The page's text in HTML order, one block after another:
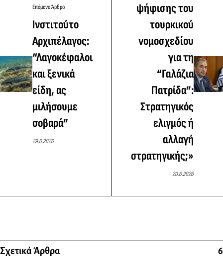
Επόμενο Άρθρο
Ινστιτούτο
Αρχιπέλαγος:
“Λαγοκέφαλοι
και ξενικά
είδη, ας
μιλήσουμε
σοβαρά”
29.6.2026
ψήφισης του
τουρκικού
νομοσχεδίου
για τη
“Γαλάζια
Πατρίδα”:
Στρατηγικός
ελιγμός ή
αλλαγή
στρατηγικής;»
20.6.2026
Σχετικά Άρθρα 6